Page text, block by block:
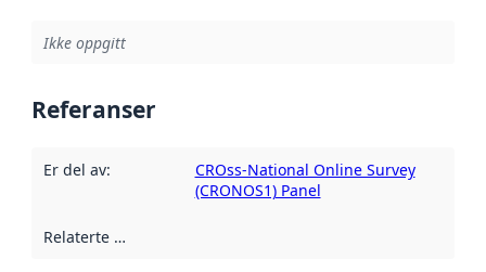
Ikke oppgitt
Referanser
Er del av:
CROss-National Online Survey
(CRONOS1) Panel
Relaterte ressurser